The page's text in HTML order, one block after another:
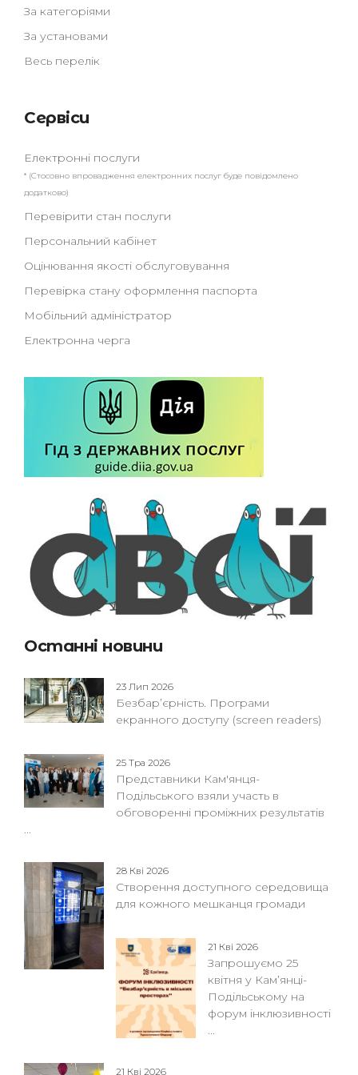
За категоріями
За установами
Весь перелік
Сервіси
Електронні послуги
* (Стосовно впровадження електронних послуг буде повідомлено
додатково)
Перевірити стан послуги
Персональний кабінет
Оцінювання якості обслуговування
Перевірка стану оформлення паспорта
Мобільний адміністратор
Електронна черга
Останні новини
23 Лип 2026
Безбар’єрність. Програми
екранного доступу (screen readers)
25 Тра 2026
Представники Кам'янця-
Подільського взяли участь в
обговоренні проміжних результатів
...
28 Кві 2026
Створення доступного середовища
для кожного мешканця громади
21 Кві 2026
Запрошуємо 25
квітня у Кам’янці-
Подільському на
форум інклюзивності
...
21 Кві 2026